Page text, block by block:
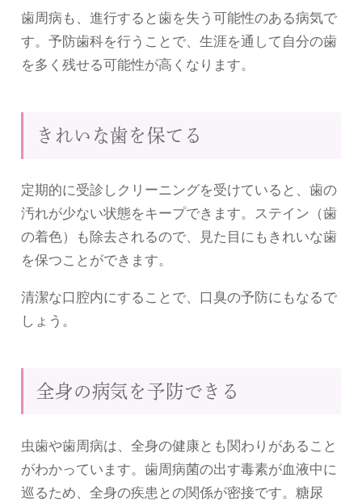
歯周病も、進行すると歯を失う可能性のある病気で
す。予防歯科を行うことで、生涯を通して自分の歯
を多く残せる可能性が高くなります。
きれいな歯を保てる
定期的に受診しクリーニングを受けていると、歯の
汚れが少ない状態をキープできます。ステイン（歯
の着色）も除去されるので、見た目にもきれいな歯
を保つことができます。
清潔な口腔内にすることで、口臭の予防にもなるで
しょう。
全身の病気を予防できる
虫歯や歯周病は、全身の健康とも関わりがあること
がわかっています。歯周病菌の出す毒素が血液中に
巡るため、全身の疾患との関係が密接です。糖尿